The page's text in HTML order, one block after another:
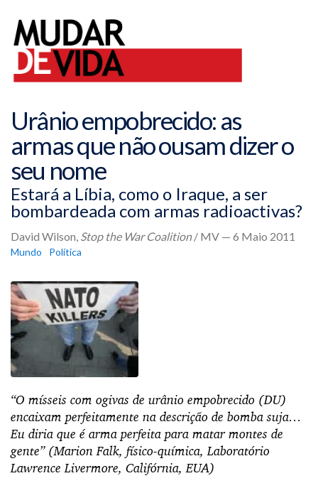
Urânio empobrecido: as
armas que não ousam dizer o
seu nome
Estará a Líbia, como o Iraque, a ser
bombardeada com armas radioactivas?
David Wilson, Stop the War Coalition/ MV — 6 Maio 2011
Mundo Política
“O mísseis com ogivas de urânio empobrecido (DU)
encaixam perfeitamente na descrição de bomba suja…
Eu diria que é arma perfeita para matar montes de
gente” (Marion Falk, físico-química, Laboratório
Lawrence Livermore, Califórnia, EUA)